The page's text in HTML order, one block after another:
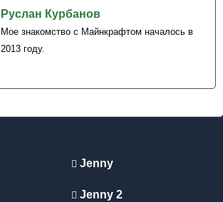
Руслан Курбанов
Мое знакомство с Майнкрафтом началось в
2013 году.
Jenny
Jenny 2